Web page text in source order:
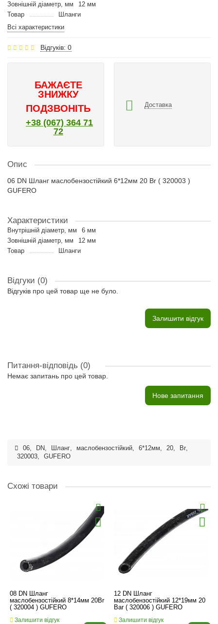
Зовнішній діаметр, мм
12 мм
Товар
Шланги
Всі характеристики
Відгуків: 0
БАЖАЄТЕ
ЗНИЖКУ
ПОДЗВОНІТЬ
+38 (067) 364 71
72
Доставка
Опис
06 DN Шланг маслобензостійкий 6*12мм 20 Br ( 320003 )
GUFERO
Характеристики
Внутрішній діаметр, мм
6 мм
Зовнішній діаметр, мм
12 мм
Товар
Шланги
Відгуки (0)
Відгуків про цей товар ще не було.
Залишити відгук
Питання-відповідь (0)
Немає запитань про цей товар.
Нове запитання
06, DN, Шланг, маслобензостійкий, 6*12мм, 20, Br,
320003, GUFERO
Схожі товари
08 DN Шланг
маслобензостійкий 8*14мм 20Br
( 320004 ) GUFERO
Залишити відгук
12 DN Шланг
маслобензостійкий 12*19мм 20
Bar ( 320006 ) GUFERO
Залишити відгук